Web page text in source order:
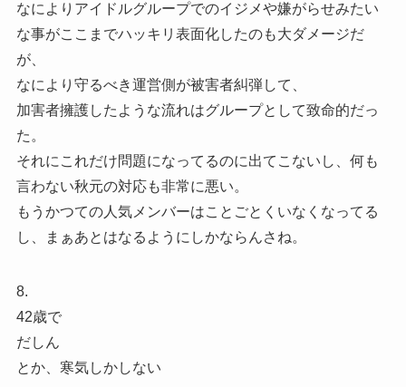
なによりアイドルグループでのイジメや嫌がらせみたい
な事がここまでハッキリ表面化したのも大ダメージだ
が、
なにより守るべき運営側が被害者糾弾して、
加害者擁護したような流れはグループとして致命的だっ
た。
それにこれだけ問題になってるのに出てこないし、何も
言わない秋元の対応も非常に悪い。
もうかつての人気メンバーはことごとくいなくなってる
し、まぁあとはなるようにしかならんさね。
8.
42歳で
だしん
とか、寒気しかしない